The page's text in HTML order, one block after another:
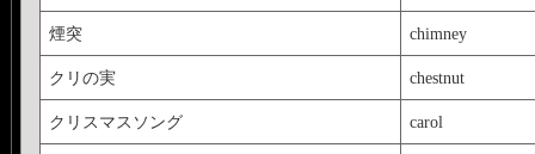
煙突 chimney
クリの実 chestnut
クリスマスソング carol